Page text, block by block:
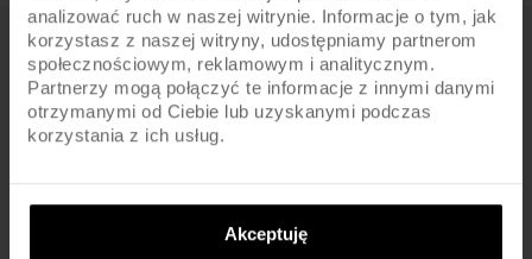
analizować ruch w naszej witrynie. Informacje o tym, jak
korzystasz z naszej witryny, udostępniamy partnerom
społecznościowym, reklamowym i analitycznym.
Partnerzy mogą połączyć te informacje z innymi danymi
otrzymanymi od Ciebie lub uzyskanymi podczas
korzystania z ich usług.
Akceptuję
FIRMA
O nas
Gwarancja na ramę
Znajdź sklep
Archiwum rowerów
Zmień ustawienia cookies
cyfrowej